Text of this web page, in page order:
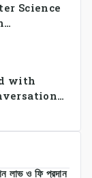
Science
in a
with
লাভ ও ফি প্রদান